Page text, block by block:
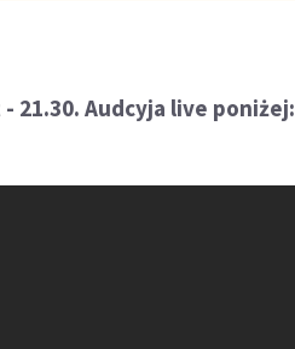
21.30. Audcyja live poniżej: